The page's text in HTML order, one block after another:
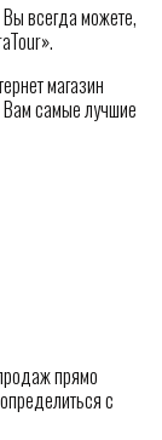
всегда можете,
магазин
Вам самые лучшие
прямо
с